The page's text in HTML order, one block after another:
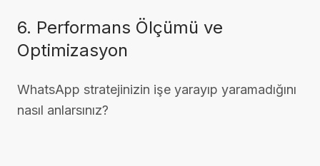
6. Performans Ölçümü ve
Optimizasyon
WhatsApp stratejinizin işe yarayıp yaramadığını
nasıl anlarsınız?